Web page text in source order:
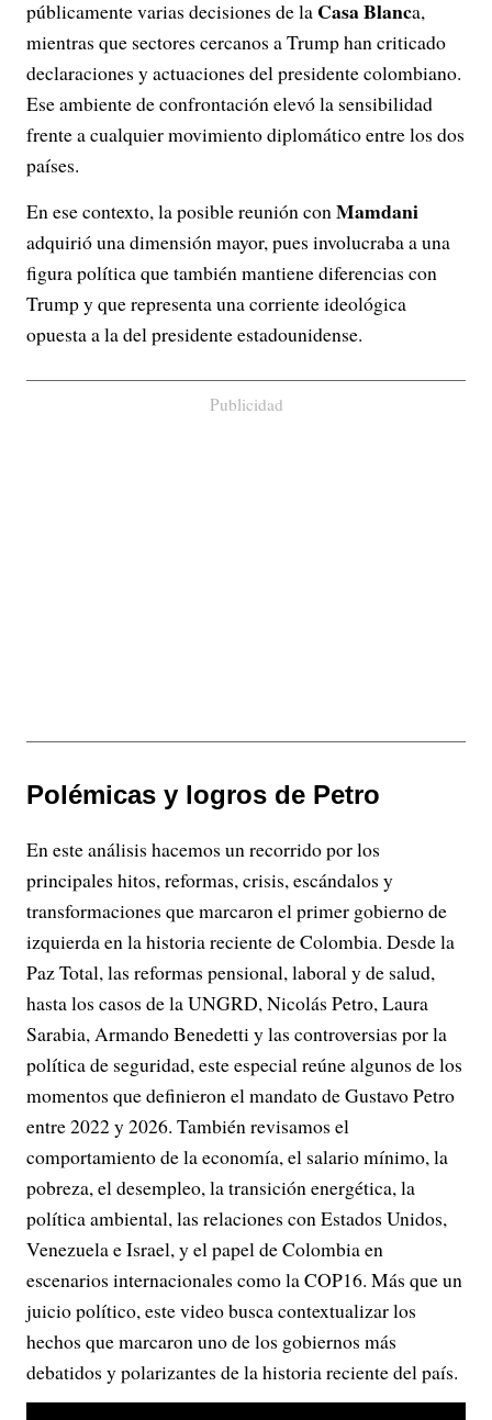
públicamente varias decisiones de la Casa Blanca,
mientras que sectores cercanos a Trump han criticado
declaraciones y actuaciones del presidente colombiano.
Ese ambiente de confrontación elevó la sensibilidad
frente a cualquier movimiento diplomático entre los dos
países.
En ese contexto, la posible reunión conMamdani
adquirió una dimensión mayor, pues involucraba a una
figura política que también mantiene diferencias con
Trump y que representa una corriente ideológica
opuesta a la del presidente estadounidense.
Publicidad
Polémicas y logros de Petro
En este análisis hacemos un recorrido por los
principales hitos, reformas, crisis, escándalos y
transformaciones que marcaron el primer gobierno de
izquierda en la historia reciente de Colombia. Desde la
Paz Total, las reformas pensional, laboral y de salud,
hasta los casos de la UNGRD, Nicolás Petro, Laura
Sarabia, Armando Benedetti y las controversias por la
política de seguridad, este especial reúne algunos de los
momentos que definieron el mandato de Gustavo Petro
entre 2022 y 2026. También revisamos el
comportamiento de la economía, el salario mínimo, la
pobreza, el desempleo, la transición energética, la
política ambiental, las relaciones con Estados Unidos,
Venezuela e Israel, y el papel de Colombia en
escenarios internacionales como la COP16. Más que un
juicio político, este video busca contextualizar los
hechos que marcaron uno de los gobiernos más
debatidos y polarizantes de la historia reciente del país.